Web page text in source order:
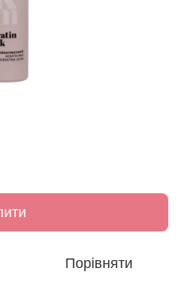
Порівняти